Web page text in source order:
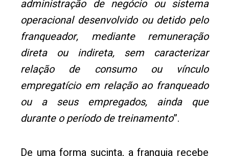
administração de negócio ou sistema
operacional desenvolvido ou detido pelo
franqueador, mediante remuneração
direta ou indireta, sem caracterizar
relação de consumo ou vínculo
empregatício em relação ao franqueado
ou a seus empregados, ainda que
durante o período de treinamento”.
De uma forma sucinta, a franquia recebe